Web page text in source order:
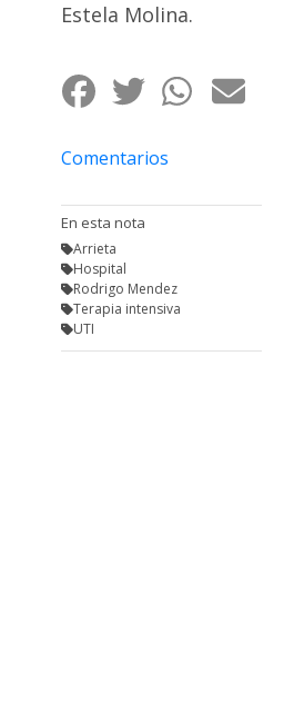
Estela Molina.
Comentarios
En esta nota
Arrieta
Hospital
Rodrigo Mendez
Terapia intensiva
UTI